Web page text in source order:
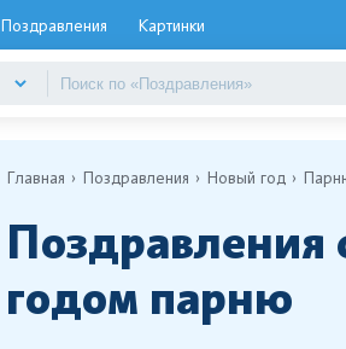
Поздравления Картинки
Главная Поздравления Новый год
годом парню